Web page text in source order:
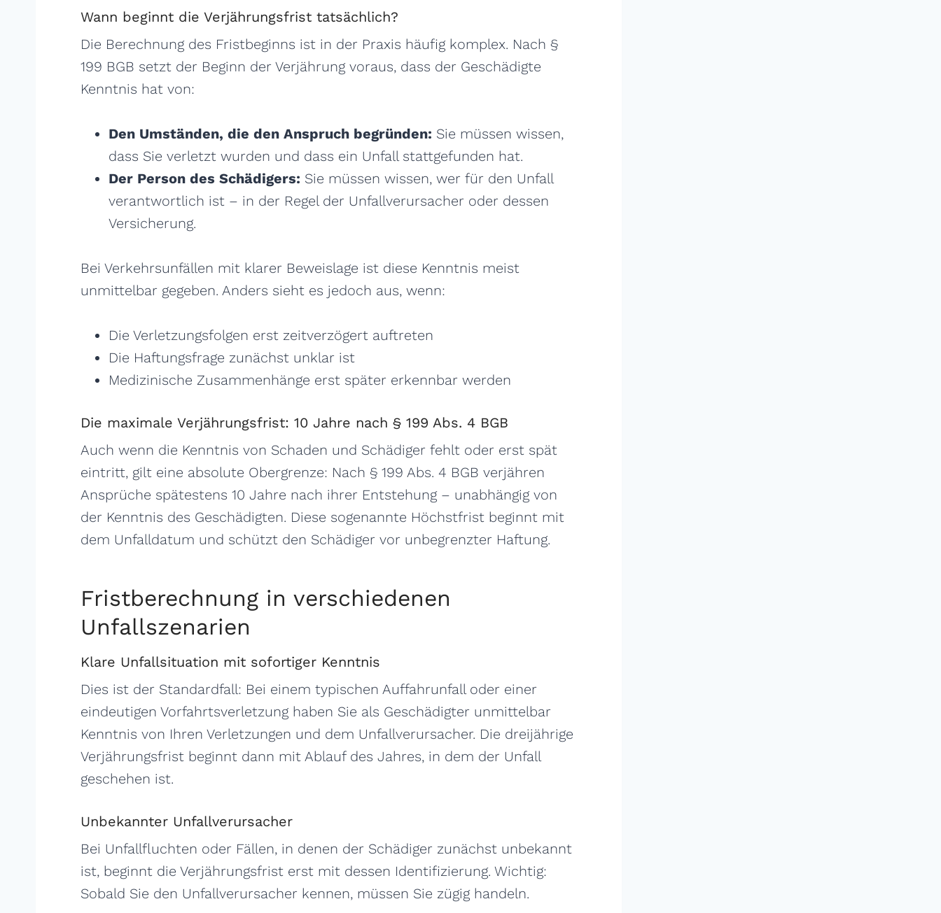
Wann beginnt die Verjährungsfrist tatsächlich?
Die Berechnung des Fristbeginns ist in der Praxis häufig komplex. Nach §
199 BGB setzt der Beginn der Verjährung voraus, dass der Geschädigte
Kenntnis hat von:
Den Umständen, die den Anspruch begründen: Sie müssen wissen,
dass Sie verletzt wurden und dass ein Unfall stattgefunden hat.
Der Person des Schädigers: Sie müssen wissen, wer für den Unfall
verantwortlich ist – in der Regel der Unfallverursacher oder dessen
Versicherung.
Bei Verkehrsunfällen mit klarer Beweislage ist diese Kenntnis meist
unmittelbar gegeben. Anders sieht es jedoch aus, wenn:
Die Verletzungsfolgen erst zeitverzögert auftreten
Die Haftungsfrage zunächst unklar ist
Medizinische Zusammenhänge erst später erkennbar werden
Die maximale Verjährungsfrist: 10 Jahre nach § 199 Abs. 4 BGB
Auch wenn die Kenntnis von Schaden und Schädiger fehlt oder erst spät
eintritt, gilt eine absolute Obergrenze: Nach § 199 Abs. 4 BGB verjähren
Ansprüche spätestens 10 Jahre nach ihrer Entstehung – unabhängig von
der Kenntnis des Geschädigten. Diese sogenannte Höchstfrist beginnt mit
dem Unfalldatum und schützt den Schädiger vor unbegrenzter Haftung.
Fristberechnung in verschiedenen
Unfallszenarien
Klare Unfallsituation mit sofortiger Kenntnis
Dies ist der Standardfall: Bei einem typischen Auffahrunfall oder einer
eindeutigen Vorfahrtsverletzung haben Sie als Geschädigter unmittelbar
Kenntnis von Ihren Verletzungen und dem Unfallverursacher. Die dreijährige
Verjährungsfrist beginnt dann mit Ablauf des Jahres, in dem der Unfall
geschehen ist.
Unbekannter Unfallverursacher
Bei Unfallfluchten oder Fällen, in denen der Schädiger zunächst unbekannt
ist, beginnt die Verjährungsfrist erst mit dessen Identifizierung. Wichtig:
Sobald Sie den Unfallverursacher kennen, müssen Sie zügig handeln.